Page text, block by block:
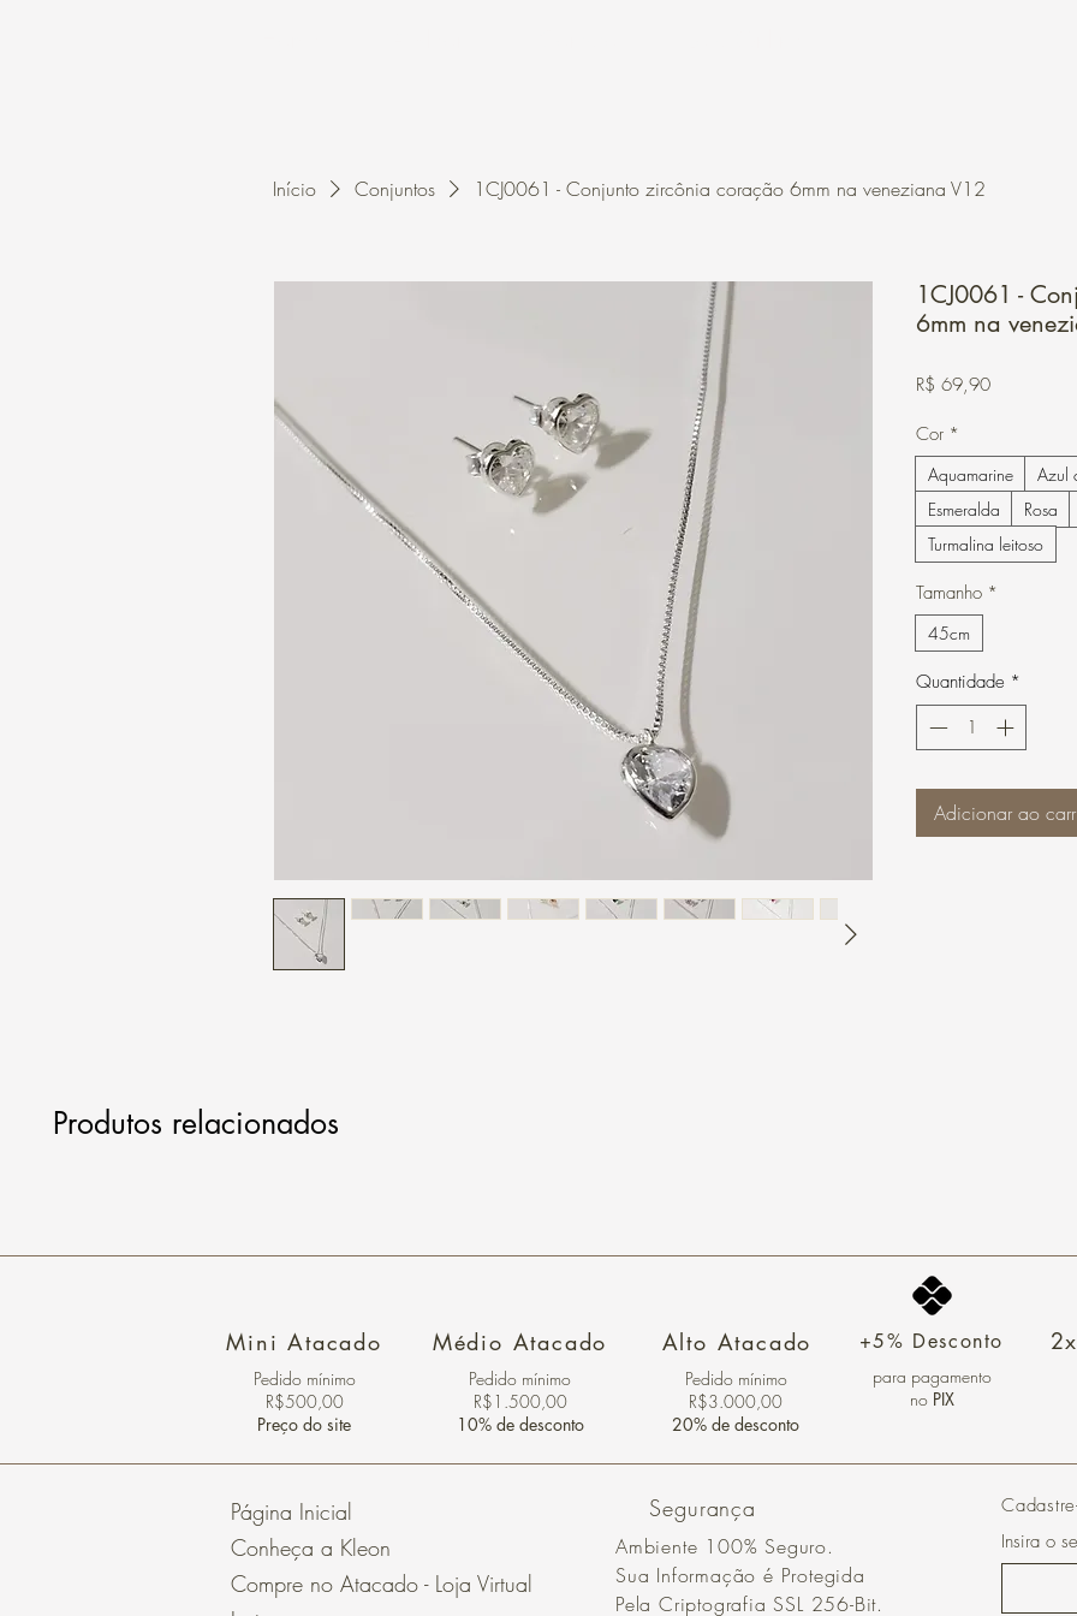
Início Conjuntos 1CJ0061 - Conjunto zircônia coração 6mm na veneziana V12
1CJ0061 -
6mm na
R$ 69,90Preço
Cor *
Aquamarine
Azul
Esmeralda
Rosa
Turmalina leitoso
Tamanho *
45cm
Quantidade *
Adicionar ao
Produtos relacionados
Mini Atacado
Pedido ​mínimo
R$500,00
Preço do site
Médio Atacado
Pedido mínimo
R$1.500,00
10% de desconto
Alto Atacado
Pedido mínimo
R$3.000,00
20% de desconto
+5% Desconto
para pagamento
no PIX
Página Inicial
Conheça a Kleon
Compre no Atacado - Loja Virtual
Segurança
Ambiente 100% Seguro.
Sua Informação é Protegida
Pela Criptografia SSL 256-Bit.
Insira o